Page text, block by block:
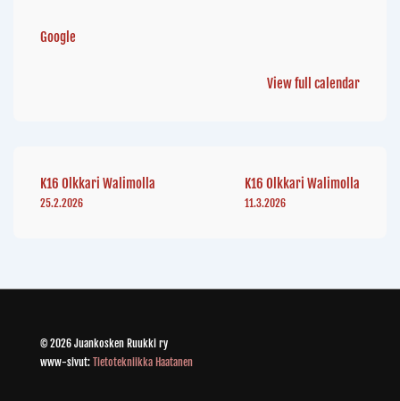
Google
View full calendar
K16 Olkkari Walimolla
25.2.2026
K16 Olkkari Walimolla
11.3.2026
© 2026 Juankosken Ruukki ry
www-sivut: Tietotekniikka Haatanen